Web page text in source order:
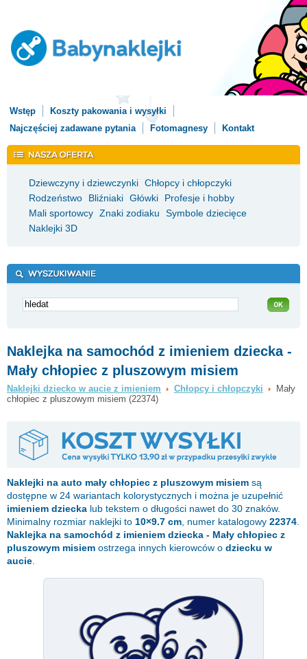
Wstęp
Koszty pakowania i wysyłki
Najczęściej zadawane pytania
Fotomagnesy Kontakt
Dziewczyny i dziewczynki Chłopcy i chłopczyki
Rodzeństwo
Bliźniaki Główki
Profesje i hobby
Mali sportowcy Znaki zodiaku
Symbole dziecięce
Naklejki 3D
Naklejka na samochód z imieniem dziecka -
Mały chłopiec z pluszowym misiem
Naklejki dziecko w aucie z imieniem Chłopcy i chłopczyki
Mały
chłopiec z pluszowym misiem (22374)
Naklejki na auto mały chłopiec z pluszowym misiem są
dostępne w 24 wariantach kolorystycznych i można je uzupełnić
imieniem dziecka lub tekstem o długości nawet do 30 znaków.
Minimalny rozmiar naklejki to 10×9.7 cm , numer katalogowy 22374
Naklejka na samochód z imieniem dziecka - Mały chłopiec z
pluszowym misiem ostrzega innych kierowców o dziecku w
aucie